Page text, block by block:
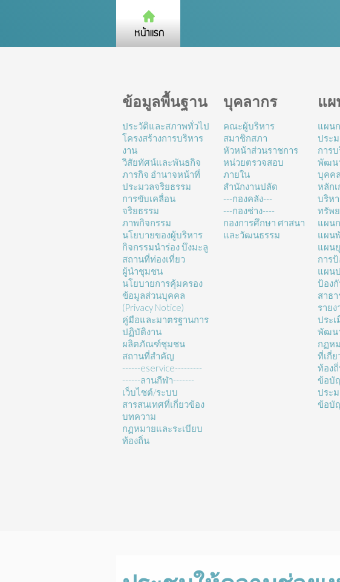
ข้อมูลพื้นฐาน
ประวัติและสภาพทั่วไป
โครงสร้างการบริหาร
งาน
วิสัยทัศน์และพันธกิจ
ภารกิจ อำนาจหน้าที่
ประมวลจริยธรรม
การขับเคลื่อน
จริยธรรม
ภาพกิจกรรม
นโยบายของผู้บริหาร
กิจกรรมนำร่อง บึงมะลู
สถานที่ท่องเที่ยว
ผู้นำชุมชน
นโยบายการคุ้มครอง
ข้อมูลส่วนบุคคล
(Privacy Notice)
คู่มือและมาตรฐานการ
ปฏิบัติงาน
ผลิตภัณฑ์ชุมชน
สถานที่สำคัญ
------eservice---------
------ลานกีฬา-------
เว็บไซต์/ระบบ
สารสนเทศที่เกี่ยวข้อง
บทความ
กฏหมายและระเบียบ
ท้องถิ่น
บุคลากร
คณะผู้บริหาร
สมาชิกสภา
หัวหน้าส่วนราชการ
หน่วยตรวจสอบ
ภายใน
สำนักงานปลัด
---กองคลัง---
---กองช่าง----
กองการศึกษา ศาสนา
และวัฒนธรรม
แ
แผน
ประ
การ
พัฒน
บุคคล
หลัก
บริห
ทรัพ
แผน
แผน
แผน
การ
แผน
ป้อง
สาธ
ราย
ประ
พัฒน
กฏห
ที่เกี่
ท้อง
ข้อบั
ประ
ข้อบั